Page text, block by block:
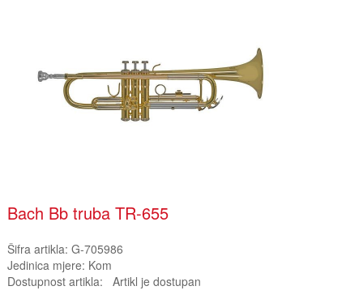
Bach Bb truba TR-655
Šifra artikla: G-705986
Jedinica mjere: Kom
Dostupnost artikla: Artikl je dostupan